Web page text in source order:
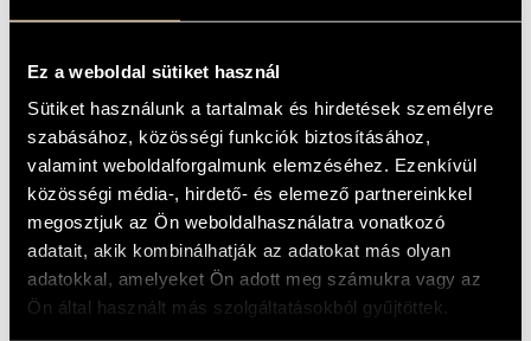
Ez a weboldal sütiket használ
Sütiket használunk a tartalmak és hirdetések személyre
szabásához, közösségi funkciók biztosításához,
valamint weboldalforgalmunk elemzéséhez. Ezenkívül
közösségi média-, hirdető- és elemező partnereinkkel
megosztjuk az Ön weboldalhasználatra vonatkozó
adatait, akik kombinálhatják az adatokat más olyan
adatokkal, amelyeket Ön adott meg számukra vagy az
Ön által használt más szolgáltatásokból gyűjtöttek.